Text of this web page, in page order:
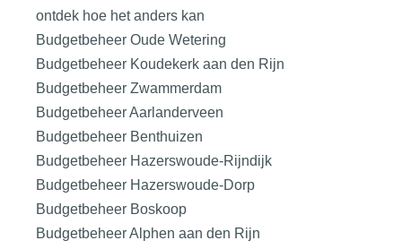
ontdek hoe het anders kan
Budgetbeheer Oude Wetering
Budgetbeheer Koudekerk aan den Rijn
Budgetbeheer Zwammerdam
Budgetbeheer Aarlanderveen
Budgetbeheer Benthuizen
Budgetbeheer Hazerswoude-Rijndijk
Budgetbeheer Hazerswoude-Dorp
Budgetbeheer Boskoop
Budgetbeheer Alphen aan den Rijn